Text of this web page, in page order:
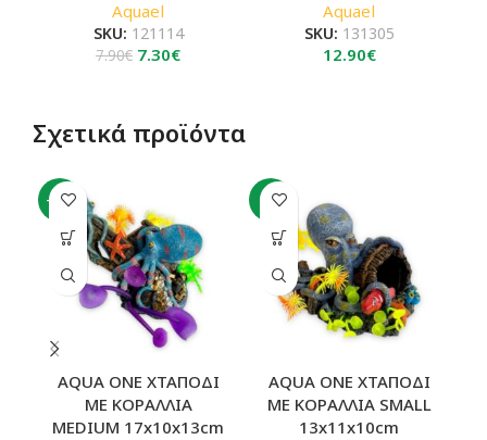
Aquael
SKU: 121114
7.90€ Original
7.90€.
7.30€Η
είναι:
7.30€.
Aquael
SKU: 131305
12.90€
Σχετικά προϊόντα
-11%
AQUA ONE ΧΤΑΠΟΔΙ
ΜΕ ΚΟΡΑΛΛΙΑ
MEDIUM 17x10x13cm
-7%
AQUA ONE ΧΤΑΠΟΔΙ
ΜΕ ΚΟΡΑΛΛΙΑ SMALL
13x11x10cm